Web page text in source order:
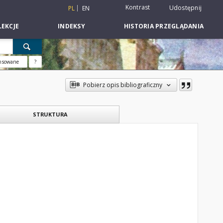
PL EN Kontrast Udostępnij
INDEKSY HISTORIA PRZEGLĄDANIA
?
Pobierz opis bibliograficzny
STRUKTURA